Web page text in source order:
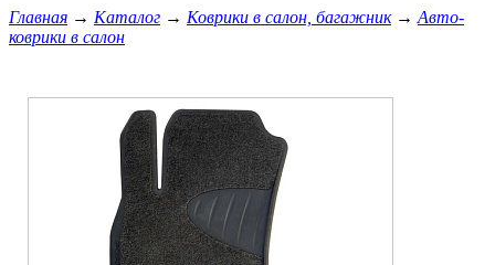
Главная → Каталог → Коврики в салон, багажник → Авто-
коврики в салон